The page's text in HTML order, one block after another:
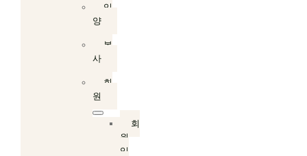
입
양
봉
사
회
원
회
원
입